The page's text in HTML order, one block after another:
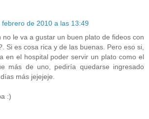
febrero de 2010 a las 13:49
no le va a gustar un buen plato de fideos con
Si es cosa rica y de las buenas. Pero eso si,
en el hospital poder servir un plato como el
más de uno, pediría quedarse ingresado
más jejejeje.
:)